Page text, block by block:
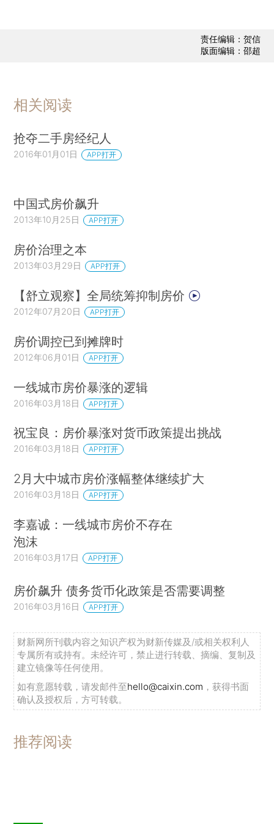
责任编辑：贺信
版面编辑：邵超
相关阅读
抢夺二手房经纪人
2016年01月01日 APP打开
中国式房价飙升
2013年10月25日 APP打开
房价治理之本
2013年03月29日 APP打开
【舒立观察】全局统筹抑制房价
2012年07月20日 APP打开
房价调控已到摊牌时
2012年06月01日 APP打开
一线城市房价暴涨的逻辑
2016年03月18日 APP打开
祝宝良：房价暴涨对货币政策提出挑战
2016年03月18日 APP打开
2月大中城市房价涨幅整体继续扩大
2016年03月18日 APP打开
李嘉诚：一线城市房价不存在
泡沫
2016年03月17日 APP打开
房价飙升 债务货币化政策是否需要调整
2016年03月16日 APP打开
财新网所刊载内容之知识产权为财新传媒及/或相关权利人
专属所有或持有。未经许可，禁止进行转载、摘编、复制及
建立镜像等任何使用。
如有意愿转载，请发邮件至hello@caixin.com ，获得书面
确认及授权后，方可转载。
推荐阅读